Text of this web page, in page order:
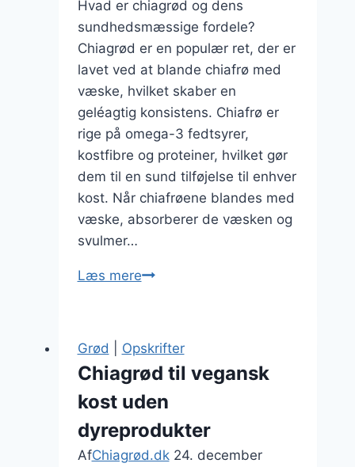
Hvad er chiagrød og dens
sundhedsmæssige fordele?
Chiagrød er en populær ret, der er
lavet ved at blande chiafrø med
væske, hvilket skaber en
geléagtig konsistens. Chiafrø er
rige på omega-3 fedtsyrer,
kostfibre og proteiner, hvilket gør
dem til en sund tilføjelse til enhver
kost. Når chiafrøene blandes med
væske, absorberer de væsken og
svulmer…
Læs mereChiagrød
og
kiwi
Grød Opskrifter
Chiagrød til vegansk
kost uden
dyreprodukter
AfChiagrød.dk 24. december